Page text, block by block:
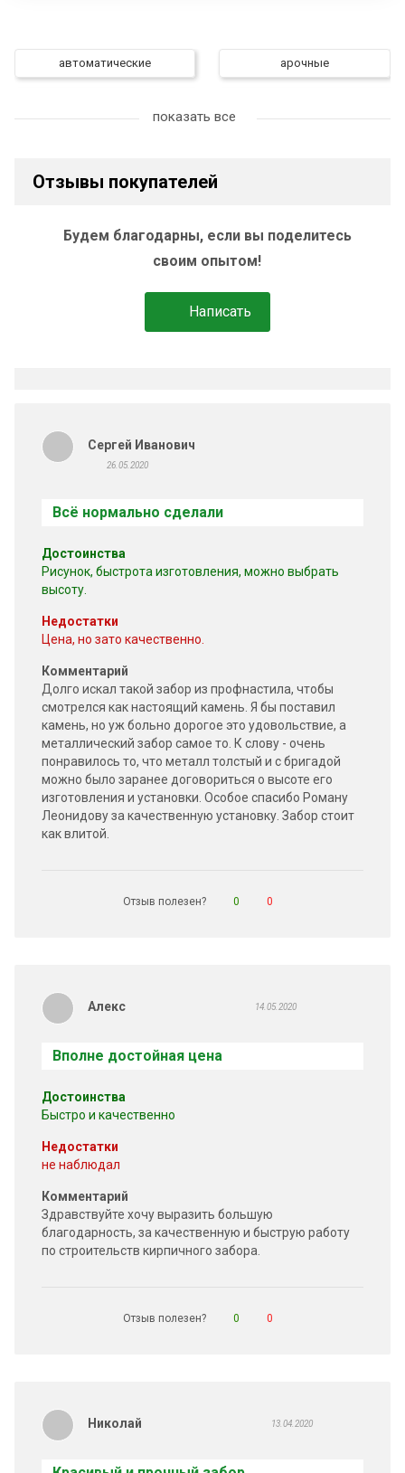
автоматические арочные
шахматка
заборы из
профилированного листа
оцинкованной сетки
саморезы
показать все
Отзывы покупателей
Будем благодарны, если вы поделитесь
своим опытом!
Написать
Сергей Иванович
26.05.2020
Всё нормально сделали
Достоинства
Рисунок, быстрота изготовления, можно выбрать
высоту.
Недостатки
Цена, но зато качественно.
Комментарий
Долго искал такой забор из профнастила, чтобы
смотрелся как настоящий камень. Я бы поставил
камень, но уж больно дорогое это удовольствие, а
металлический забор самое то. К слову - очень
понравилось то, что металл толстый и с бригадой
можно было заранее договориться о высоте его
изготовления и установки. Особое спасибо Роману
Леонидову за качественную установку. Забор стоит
как влитой.
Отзыв полезен? 0 0
Алекс 14.05.2020
Вполне достойная цена
Достоинства
Быстро и качественно
Недостатки
не наблюдал
Комментарий
Здравствуйте хочу выразить большую
благодарность, за качественную и быструю работу
по строительств кирпичного забора.
Отзыв полезен? 0 0
Николай 13.04.2020